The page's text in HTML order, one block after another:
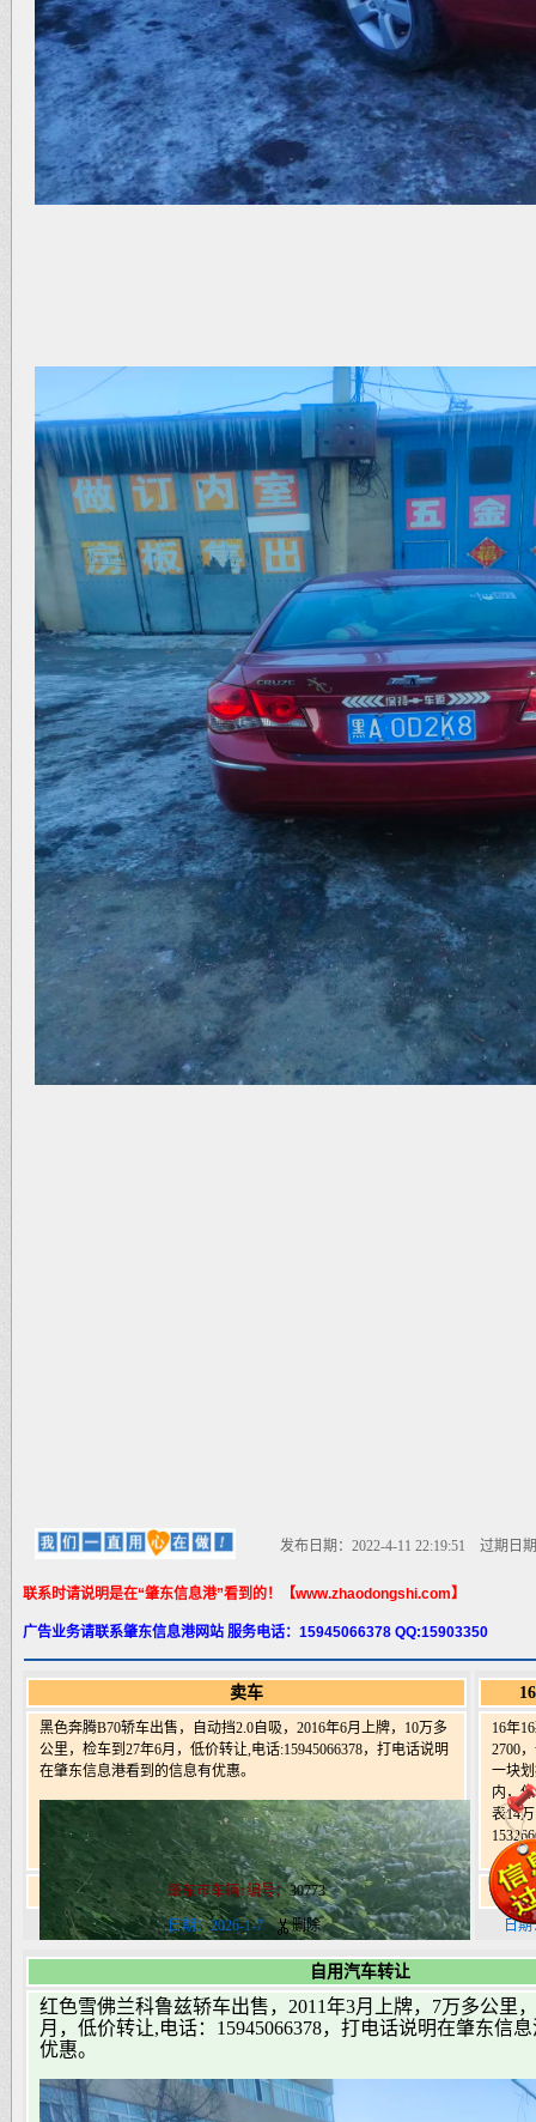
发布日期：2022-4-11 22:19:51 过期日期
联系时请说明是在“肇东信息港”看到的！【www.zhaodongshi.com】
广告业务请联系肇东信息港网站 服务电话：15945066378 QQ:15903350
卖车
黑色奔腾B70轿车出售，自动挡2.0自吸，2016年6月上牌，10万多
公里，检车到27年6月，低价转让,电话:15945066378，打电话说明
在肇东信息港看到的信息有优惠。
肇东市车辆↑编号：30773
日期：2026-1-7 删除
16年
2700
一块
内，
表14
肇
日
自用汽车转让
红色雪佛兰科鲁兹轿车出售，2011年3月上牌，7万多公里
月，低价转让,电话：15945066378，打电话说明在肇东信
优惠。